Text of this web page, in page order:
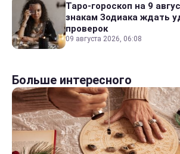
Таро-гороскоп на 9
знакам Зодиака ждать
проверок
09 августа 2026, 06:08
Больше интересного